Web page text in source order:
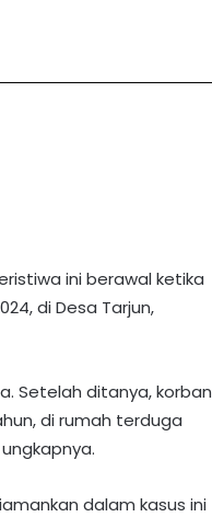
ini berawal ketika
di Desa Tarjun,
Setelah ditanya, korban
di rumah terduga
dalam kasus ini